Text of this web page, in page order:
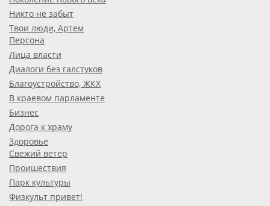
Никто не забыт
Твои люди, Артем
Персона
Лица власти
Диалоги без галстуков
Благоустройство, ЖКХ
В краевом парламенте
Бизнес
Дорога к храму
Здоровье
Свежий ветер
Проишествия
Парк культуры
Физкульт привет!